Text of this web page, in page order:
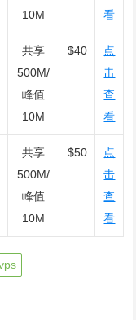
10M
看
共享
500M/
峰值
10M
$40
点
击
查
看
共享
500M/
峰值
10M
$50
点
击
查
看